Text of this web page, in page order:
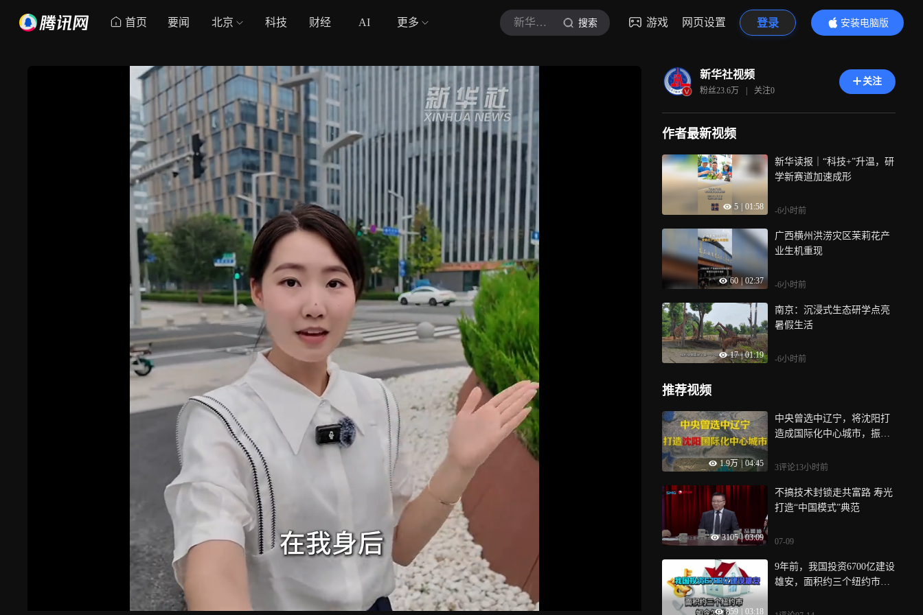
首页 要闻 北京 科技 财经 AI 更多 新华社视频 搜索 游戏 网页设置 登录
安装电脑版
内容更精彩
新华社视频
粉丝23.6万 | 关注0
关注
作者最新视频
5 01:58
新华读报｜“科技+”升温，研
学新赛道加速成形
-6小时前
60 02:37
广西横州洪涝灾区茉莉花产
业生机重现
-6小时前
17 | 01:19
南京：沉浸式生态研学点亮
暑假生活
-6小时前
推荐视频
1.9万 04:45
中央曾选中辽宁，将沈阳打
造成国际化中心城市，振兴
3评论13小时前
3105 | 03:09
不搞技术封锁走共富路 寿光
打造“中国模式”典范
07-09
859 03:18
9年前，我国投资6700亿建设
雄安，面积约三个纽约市，